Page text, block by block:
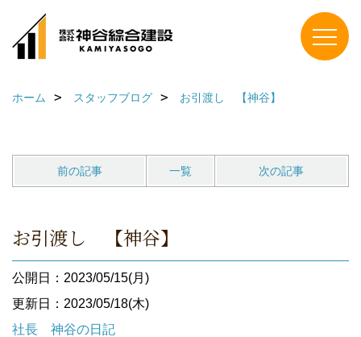
ホーム スタッフブログ お引渡し 【神谷】
前の記事 一覧 次の記事
お引渡し 【神谷】
公開日：2023/05/15(月)
更新日：2023/05/18(木)
社長 神谷の日記